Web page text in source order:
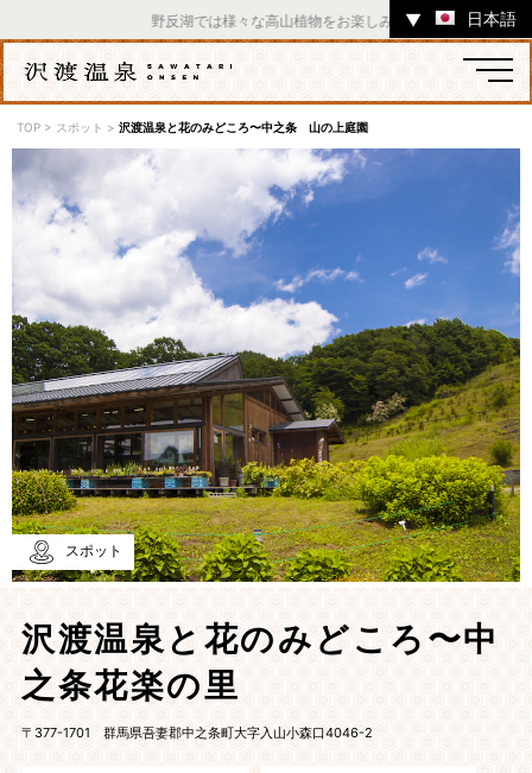
野反湖では様々な高山植物をお楽しみいただけます。 ／ チ
▼ 日本語
温泉 お店
体験 イベント ツアー
中之条町その他のエリア
TOP > スポット >沢渡温泉と花のみどころ〜中之条 山の上庭園
スポット
沢渡温泉と花のみどころ〜中
之条花楽の里
〒377-1701 群馬県吾妻郡中之条町大字入山小森口4046-2